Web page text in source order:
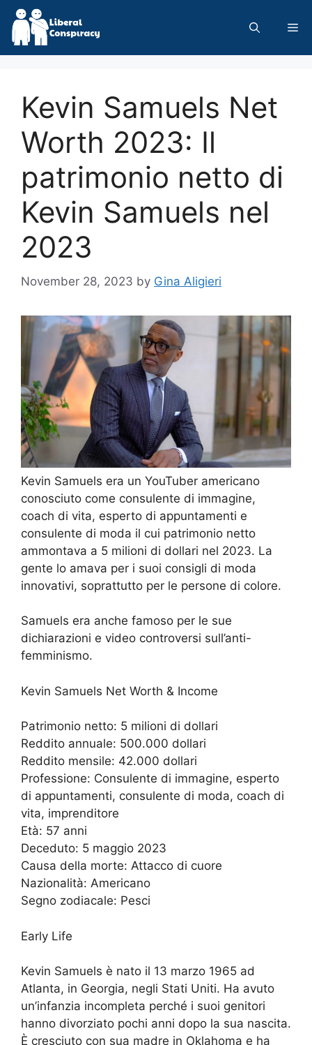
Skip
content
Kevin Samuels Net
Worth 2023: Il
patrimonio netto di
Kevin Samuels nel
2023
November 28, 2023 by Gina Aligieri
Kevin Samuels era un YouTuber americano
conosciuto come consulente di immagine,
coach di vita, esperto di appuntamenti e
consulente di moda il cui patrimonio netto
ammontava a 5 milioni di dollari nel 2023. La
gente lo amava per i suoi consigli di moda
innovativi, soprattutto per le persone di colore.
Samuels era anche famoso per le sue
dichiarazioni e video controversi sull’anti-
femminismo.
Kevin Samuels Net Worth & Income
Patrimonio netto: 5 milioni di dollari
Reddito annuale: 500.000 dollari
Reddito mensile: 42.000 dollari
Professione: Consulente di immagine, esperto
di appuntamenti, consulente di moda, coach di
vita, imprenditore
Età: 57 anni
Deceduto: 5 maggio 2023
Causa della morte: Attacco di cuore
Nazionalità: Americano
Segno zodiacale: Pesci
Early Life
Kevin Samuels è nato il 13 marzo 1965 ad
Atlanta, in Georgia, negli Stati Uniti. Ha avuto
un’infanzia incompleta perché i suoi genitori
hanno divorziato pochi anni dopo la sua nascita.
È cresciuto con sua madre in Oklahoma e ha